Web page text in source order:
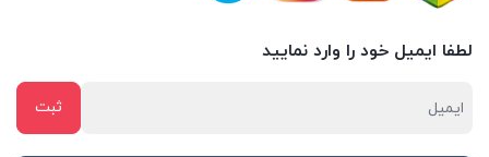
لطفا ایمیل خود را وارد نمایید